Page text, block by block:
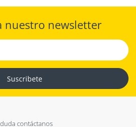
nuestro newsletter
Suscribete
contáctanos